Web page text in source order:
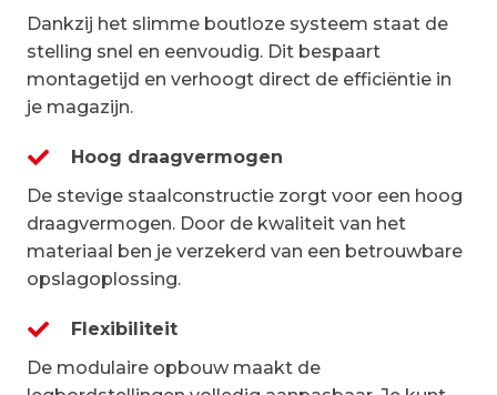
Dankzij het slimme boutloze systeem staat de
stelling snel en eenvoudig. Dit bespaart
montagetijd en verhoogt direct de efficiëntie in
je magazijn.
Hoog draagvermogen
De stevige staalconstructie zorgt voor een hoog
draagvermogen. Door de kwaliteit van het
materiaal ben je verzekerd van een betrouwbare
opslagoplossing.
Flexibiliteit
De modulaire opbouw maakt de